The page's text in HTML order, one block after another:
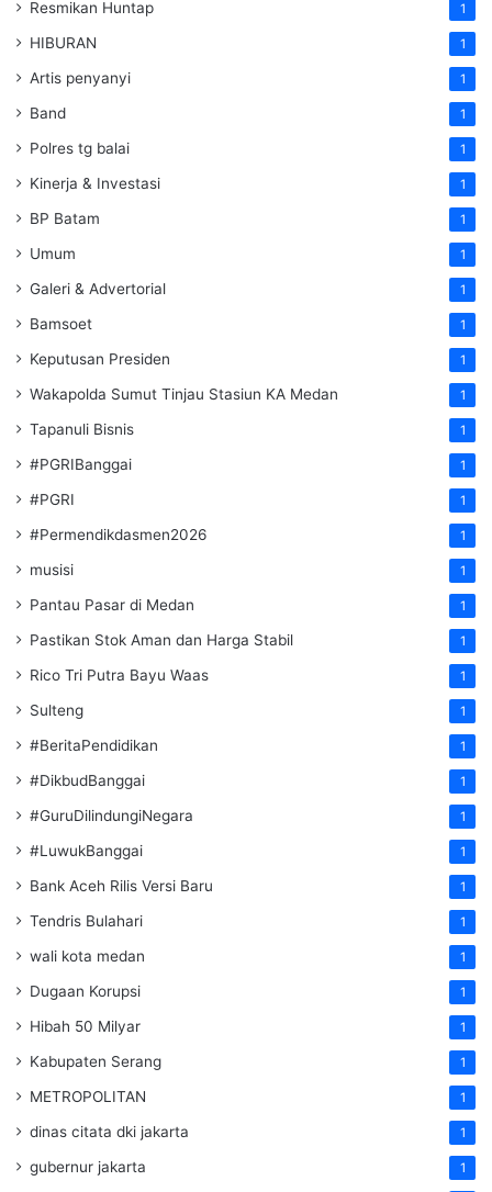
Resmikan Huntap 1
HIBURAN 1
Artis penyanyi 1
Band 1
Polres tg balai 1
Kinerja & Investasi 1
BP Batam 1
Umum 1
Galeri & Advertorial 1
Bamsoet 1
Keputusan Presiden 1
Wakapolda Sumut Tinjau Stasiun KA Medan 1
Tapanuli Bisnis 1
#PGRIBanggai 1
#PGRI 1
#Permendikdasmen2026 1
musisi 1
Pantau Pasar di Medan 1
Pastikan Stok Aman dan Harga Stabil 1
Rico Tri Putra Bayu Waas 1
Sulteng 1
#BeritaPendidikan 1
#DikbudBanggai 1
#GuruDilindungiNegara 1
#LuwukBanggai 1
Bank Aceh Rilis Versi Baru 1
Tendris Bulahari 1
wali kota medan 1
Dugaan Korupsi 1
Hibah 50 Milyar 1
Kabupaten Serang 1
METROPOLITAN 1
dinas citata dki jakarta 1
gubernur jakarta 1